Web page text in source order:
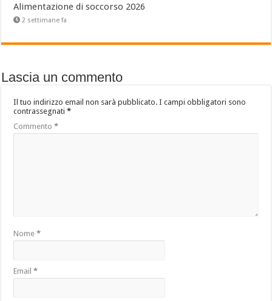
Alimentazione di soccorso 2026
2 settimane fa
Lascia un commento
Il tuo indirizzo email non sarà pubblicato. I campi obbligatori sono
contrassegnati*
Commento*
Nome*
Email*